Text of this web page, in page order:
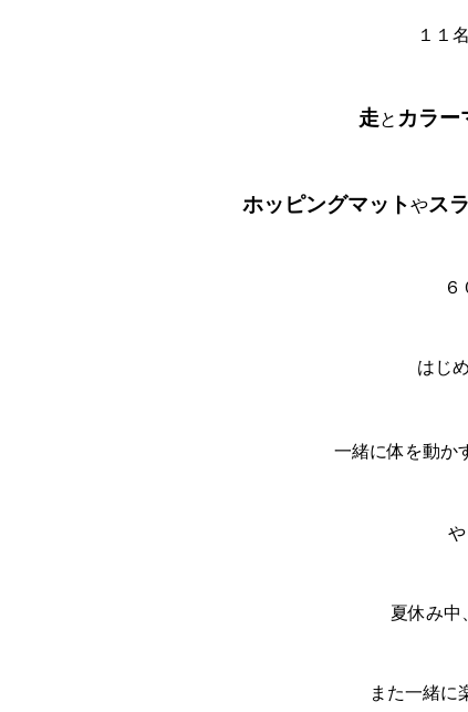
１１
走と カラー
ホッピングマットやス
６
はじ
一緒に体を動か
夏休み中
また一緒に